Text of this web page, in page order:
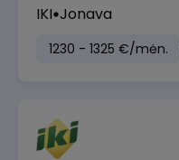
IKI Jonava
1230 - 1325 €/mėn.